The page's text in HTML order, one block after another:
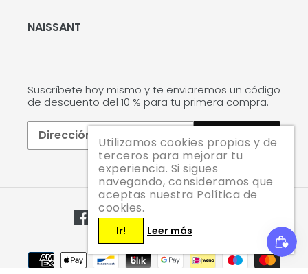
NAISSANT
Suscríbete hoy mismo y te enviaremos un código
de descuento del 10 % para tu primera compra.
SUSCRIBIRSE
Facebook
Twitter
Métodos
de
Utilizamos cookies propias y de
terceros para mejorar tu
experiencia. Si sigues
navegando, consideramos que
aceptas nuestra Política de
cookies.
Ir! Leer más